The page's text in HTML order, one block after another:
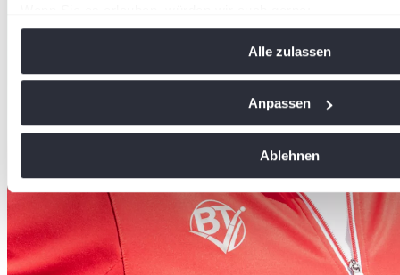
Ihr Gerät durch aktives Scannen nach bestimmten
Erfahren Sie mehr darüber, wie Ihre persönlichen Daten
soziale Medien anbieten zu können und die Zugriffe auf
analysieren. Außerdem geben wir Informationen zu Ihrer
an unsere Partner für soziale Medien, Werbung und
Alle zulassen
Anpassen
Ablehnen